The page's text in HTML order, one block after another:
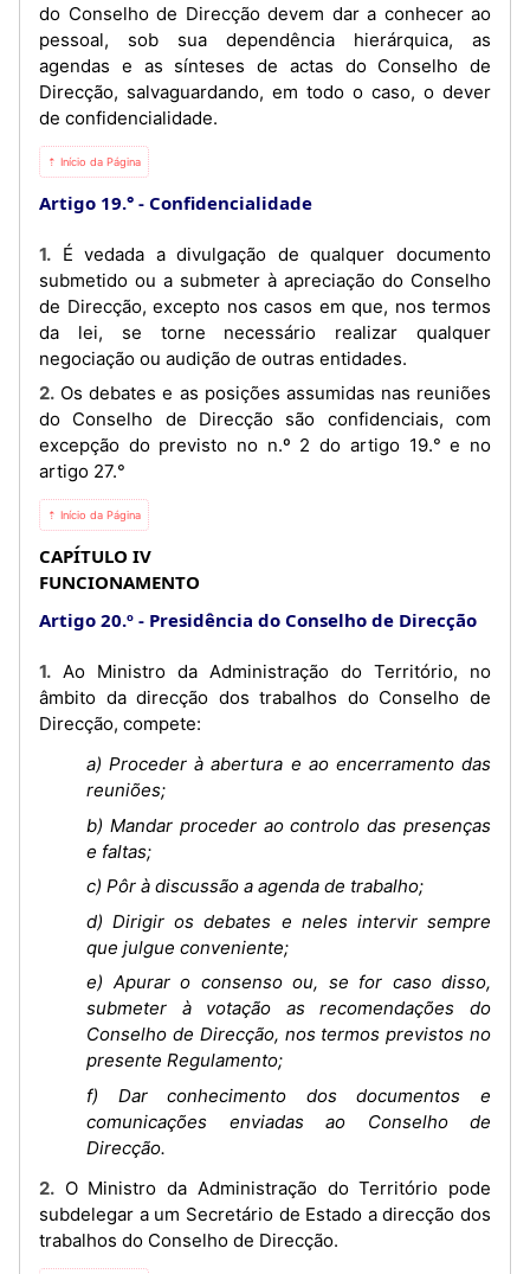
do Conselho de Direcção devem dar a conhecer ao
pessoal, sob sua dependência hierárquica, as
agendas e as sínteses de actas do Conselho de
Direcção, salvaguardando, em todo o caso, o dever
de confidencialidade.
⇡ Início da Página
Artigo 19.° Confidencialidade
1. É vedada a divulgação de qualquer documento
submetido ou a submeter à apreciação do Conselho
de Direcção, excepto nos casos em que, nos termos
da lei, se torne necessário realizar qualquer
negociação ou audição de outras entidades.
2. Os debates e as posições assumidas nas reuniões
do Conselho de Direcção são confidenciais, com
excepção do previsto no n.º 2 do artigo 19.° e no
artigo 27.°
⇡ Início da Página
CAPÍTULO IV
FUNCIONAMENTO
Artigo 20.º
Presidência do Conselho de Direcção
1. Ao Ministro da Administração do Território, no
âmbito da direcção dos trabalhos do Conselho de
Direcção, compete:
a) Proceder à abertura e ao encerramento das
reuniões;
b) Mandar proceder ao controlo das presenças
e faltas;
c) Pôr à discussão a agenda de trabalho;
d) Dirigir os debates e neles intervir sempre
que julgue conveniente;
e) Apurar o consenso ou, se for caso disso,
submeter à votação as recomendações do
Conselho de Direcção, nos termos previstos no
presente Regulamento;
f) Dar conhecimento dos documentos e
comunicações enviadas ao Conselho de
Direcção.
2. O Ministro da Administração do Território pode
subdelegar a um Secretário de Estado a direcção dos
trabalhos do Conselho de Direcção.